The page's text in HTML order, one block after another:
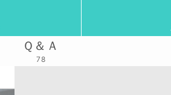
Ｑ＆Ａ
78